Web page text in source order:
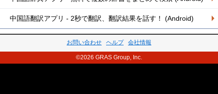
中国語翻訳アプリ - 2秒で翻訳、翻訳結果を話す！ (Android)
お問い合わせ ヘルプ 会社情報
©2026 GRAS Group, Inc.